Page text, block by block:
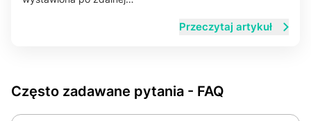
Przeczytaj artykuł
Często zadawane pytania - FAQ